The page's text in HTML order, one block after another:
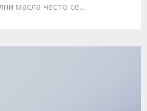
масла често се…